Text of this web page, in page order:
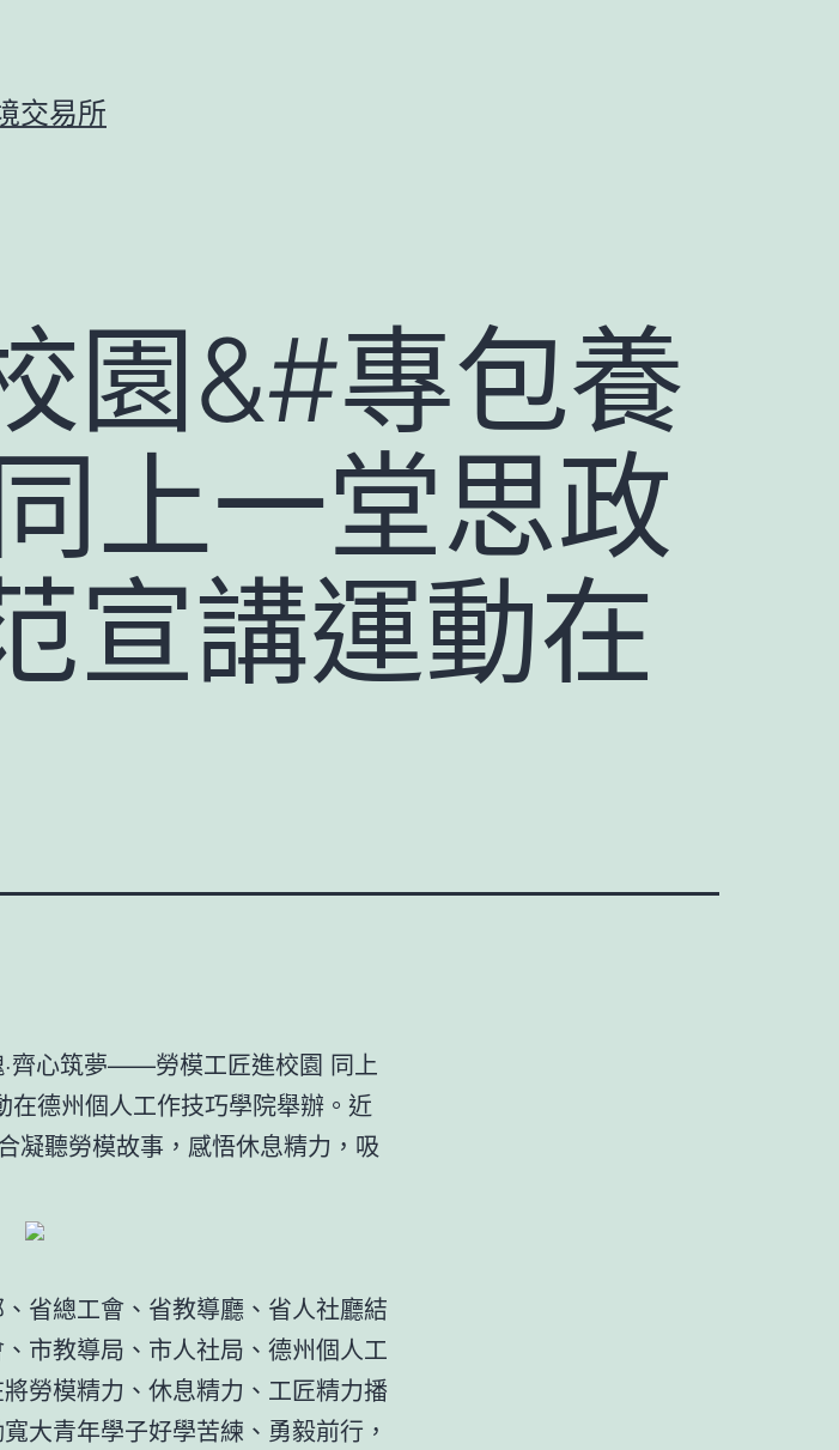
交易所
園&#專包養
上一堂思政
宣講運動在
·齊心筑夢——勞模工匠進校園 同上
在德州個人工作技巧學院舉辦。近
凝聽勞模故事，感悟休息精力，吸
省總工會、省教導廳、省人社廳結
市教導局、市人社局、德州個人工
勞模精力、休息精力、工匠精力播
大青年學子好學苦練、勇毅前行，